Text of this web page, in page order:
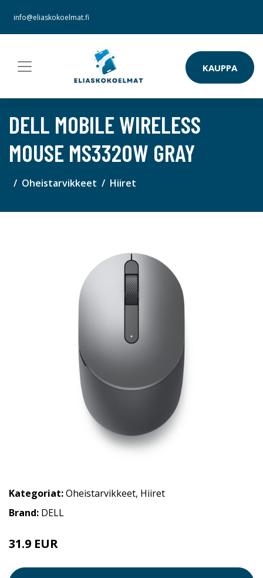
info@eliaskokoelmat.fi
KAUPPA
DELL MOBILE WIRELESS
MOUSE MS3320W GRAY
Oheistarvikkeet Hiiret
Kategoriat:Oheistarvikkeet, Hiiret
Brand: DELL
31.9 EUR